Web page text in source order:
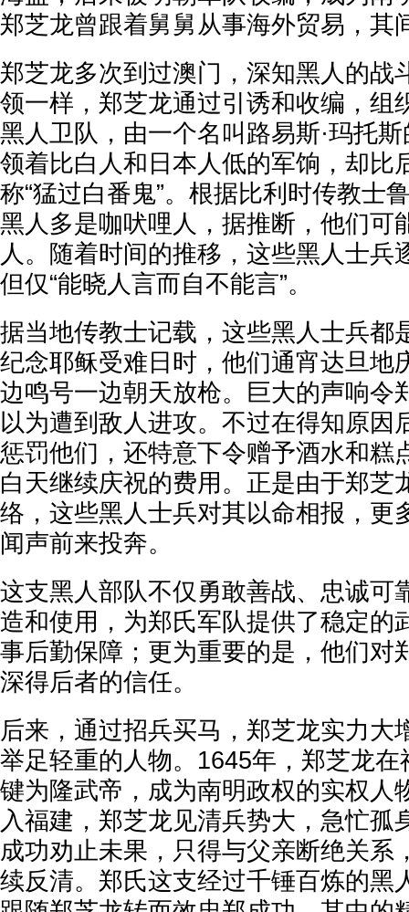
郑芝龙曾跟着舅舅从事海外贸易，其
郑芝龙多次到过澳门，深知黑人的战
领一样，郑芝龙通过引诱和收编，组
黑人卫队，由一个名叫路易斯·玛托
领着比白人和日本人低的军饷，却比
称“猛过白番鬼”。根据比利时传教士
黑人多是咖吠哩人，据推断，他们可
人。随着时间的推移，这些黑人士兵
但仅“能晓人言而自不能言”。
据当地传教士记载，这些黑人士兵都
纪念耶稣受难日时，他们通宵达旦地
边鸣号一边朝天放枪。巨大的声响令
以为遭到敌人进攻。不过在得知原因
惩罚他们，还特意下令赠予酒水和糕
白天继续庆祝的费用。正是由于郑芝
络，这些黑人士兵对其以命相报，更
闻声前来投奔。
这支黑人部队不仅勇敢善战、忠诚可
造和使用，为郑氏军队提供了稳定的
事后勤保障；更为重要的是，他们对
深得后者的信任。
后来，通过招兵买马，郑芝龙实力大
举足轻重的人物。1645年，郑芝龙
键为隆武帝，成为南明政权的实权人
入福建，郑芝龙见清兵势大，急忙孤
成功劝止未果，只得与父亲断绝关系
续反清。郑氏这支经过千锤百炼的黑